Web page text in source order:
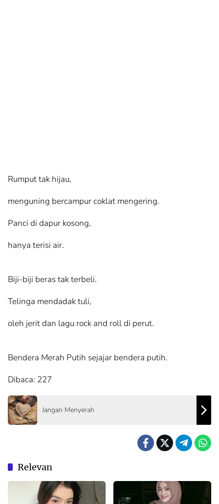
Rumput tak hijau,
menguning bercampur coklat mengering.
Panci di dapur kosong,
hanya terisi air.
Biji-biji beras tak terbeli.
Telinga mendadak tuli,
oleh jerit dan lagu rock and roll di perut.
Bendera Merah Putih sejajar bendera putih.
Dibaca: 227
Jangan Menyerah
Relevan